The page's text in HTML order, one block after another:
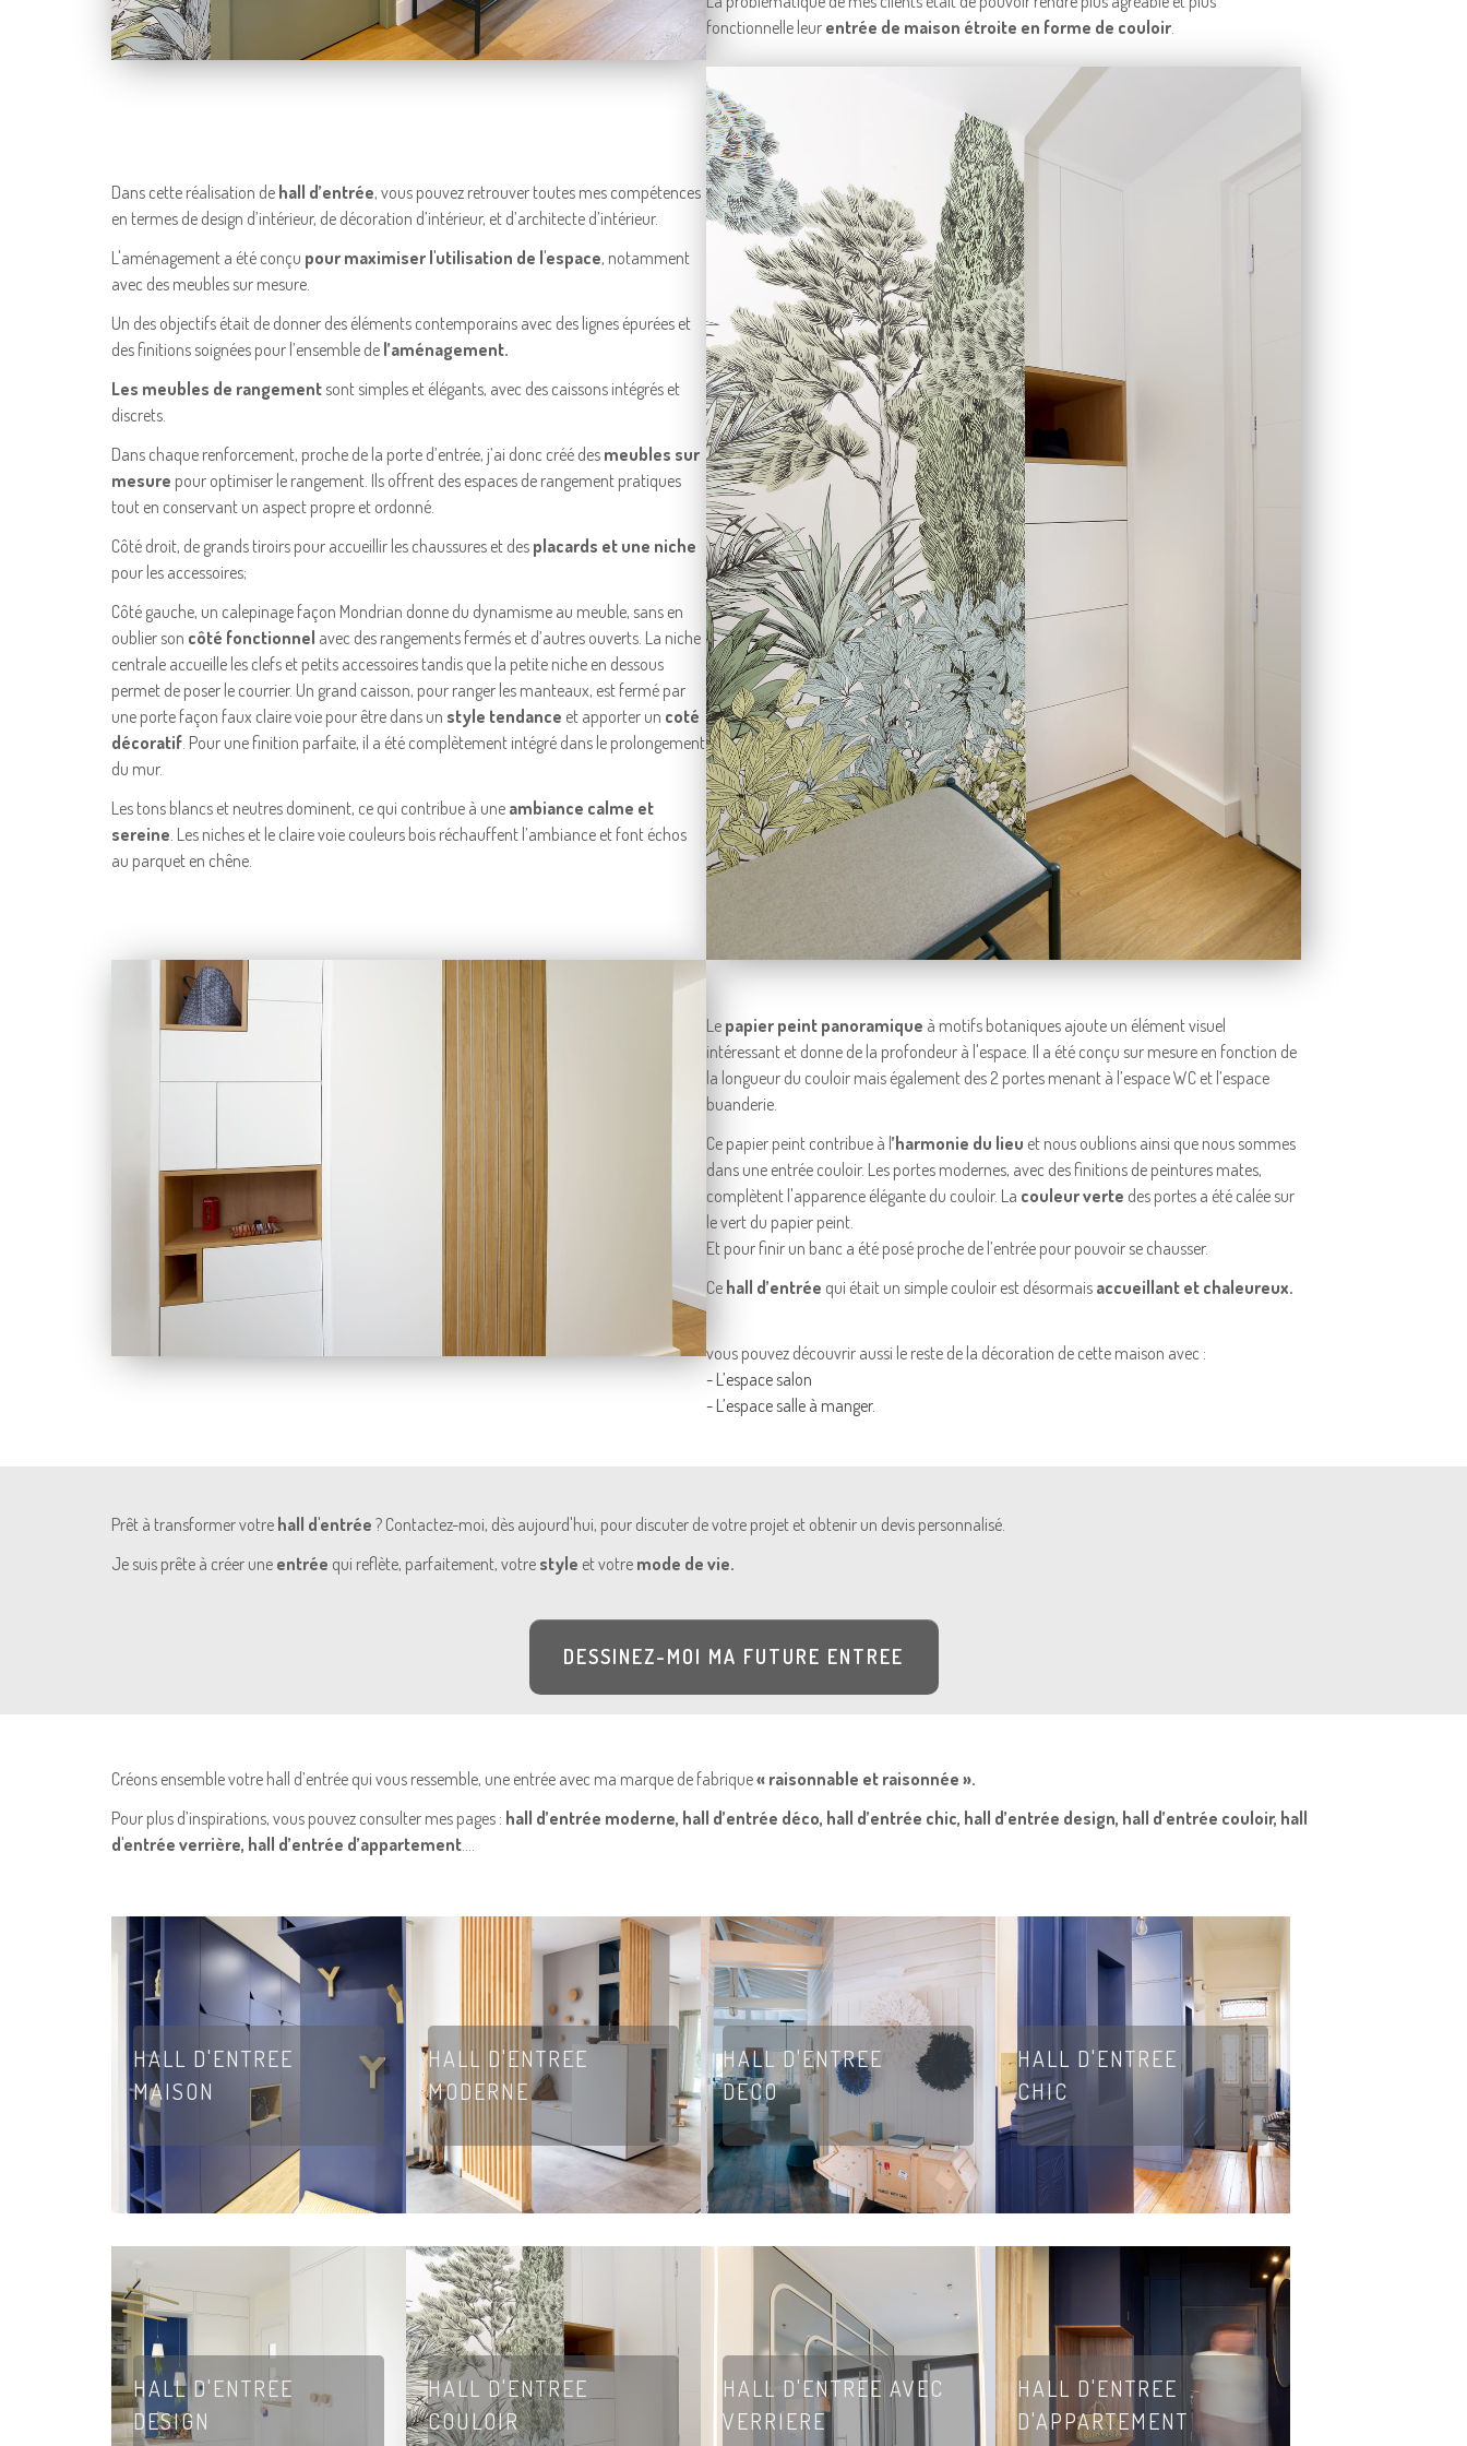
fonctionnelle leur entrée de maison étroite en forme de couloir.
Dans cette réalisation de hall d’entrée, vous pouvez retrouver toutes mes compétences
en termes de design d’intérieur, de décoration d’intérieur, et d’architecte d’intérieur.
L'aménagement a été conçu pour maximiser l'utilisation de l'espace, notamment
avec des meubles sur mesure.
Un des objectifs était de donner des éléments contemporains avec des lignes épurées et
des finitions soignées pour l’ensemble de l’aménagement.
Les meubles de rangementsont simples et élégants, avec des caissons intégrés et
discrets.
Dans chaque renforcement, proche de la porte d’entrée, j’ai donc créé des meubles sur
mesure pour optimiser le rangement. Ils offrent des espaces de rangement pratiques
tout en conservant un aspect propre et ordonné.
Côté droit, de grands tiroirs pour accueillir les chaussures et des placards et une niche
pour les accessoires;
Côté gauche, un calepinage façon Mondrian donne du dynamisme au meuble, sans en
oublier son côté fonctionnel avec des rangements fermés et d’autres ouverts. La niche
centrale accueille les clefs et petits accessoires tandis que la petite niche en dessous
permet de poser le courrier. Un grand caisson, pour ranger les manteaux, est fermé par
une porte façon faux claire voie pour être dans un style tendance et apporter un coté
décoratif. Pour une finition parfaite, il a été complètement intégré dans le prolongement
du mur.
Les tons blancs et neutres dominent, ce qui contribue à une ambiance calme et
sereine. Les niches et le claire voie couleurs bois réchauffent l’ambiance et font échos
au parquet en chêne.
Le papier peint panoramique à motifs botaniques ajoute un élément visuel
intéressant et donne de la profondeur à l'espace. Il a été conçu sur mesure en fonction de
la longueur du couloir mais également des 2 portes menant à l’espace WC et l’espace
buanderie.
Ce papier peint contribue à l’harmonie du lieu et nous oublions ainsi que nous sommes
dans une entrée couloir. Les portes modernes, avec des finitions de peintures mates,
complètent l'apparence élégante du couloir. La couleur verte des portes a été calée sur
le vert du papier peint.
Et pour finir un banc a été posé proche de l’entrée pour pouvoir se chausser.
Ce hall d’entrée qui était un simple couloir est désormais accueillant et chaleureux.
vous pouvez découvrir aussi le reste de la décoration de cette maison avec :
- L’espace salon
- L’espace salle à manger.
Prêt à transformer votre hall d'entrée ? Contactez-moi, dès aujourd'hui, pour discuter de votre projet et obtenir un devis personnalisé.
Je suis prête à créer une entrée qui reflète, parfaitement, votre style et votre mode de vie.
DESSINEZ-MOI MA FUTURE ENTREE
Créons ensemble votre hall d’entrée qui vous ressemble, une entrée avec ma marque de fabrique« raisonnable et raisonnée ».
Pour plus d’inspirations, vous pouvez consulter mes pages : hall d’entrée moderne, hall d’entrée déco, hall d’entrée chic, hall d’entrée design, hall d’entrée couloir, hall
d'entrée verrière, hall d’entrée d’appartement
HALL D'ENTREE
MAISON
HALL D'ENTREE
MODERNE
HALL D'ENTREE
DECO
HALL D'ENTREE
CHIC
HALL D'ENTREE
DESIGN
HALL D'ENTREE
COULOIR
HALL D'ENTREE AVEC
VERRIERE
HALL D'ENTREE
D'APPARTEMENT